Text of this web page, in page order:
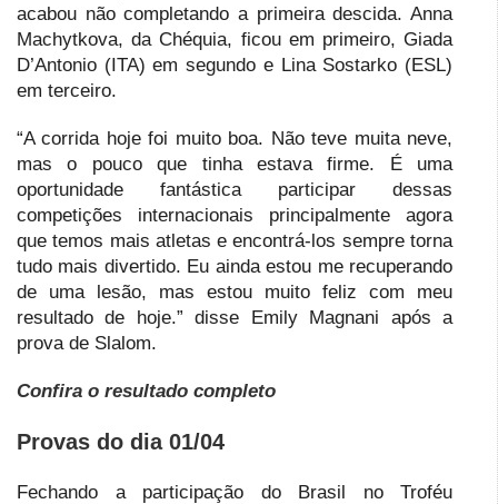
acabou não completando a primeira descida. Anna
Machytkova, da Chéquia, ficou em primeiro, Giada
D’Antonio (ITA) em segundo e Lina Sostarko (ESL)
em terceiro.
“A corrida hoje foi muito boa. Não teve muita neve,
mas o pouco que tinha estava firme. É uma
oportunidade fantástica participar dessas
competições internacionais principalmente agora
que temos mais atletas e encontrá-los sempre torna
tudo mais divertido. Eu ainda estou me recuperando
de uma lesão, mas estou muito feliz com meu
resultado de hoje.” disse Emily Magnani após a
prova de Slalom.
Confira o resultado completo
Provas do dia 01/04
Fechando a participação do Brasil no Troféu